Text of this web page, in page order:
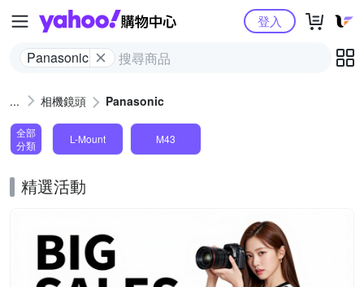
Yahoo購物中心
Panasonic
登入
相機鏡頭 Panasonic
全部
分類
L-Mount M43
精選活動